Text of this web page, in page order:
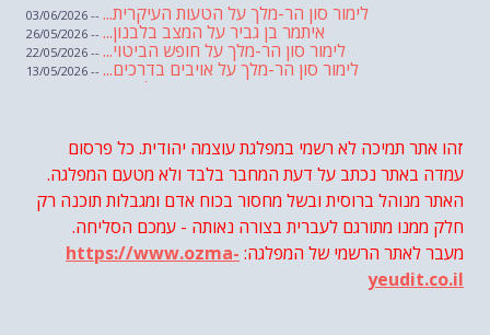
לימור סון הר-מלך על הטעות העיקרית... -- 03/06/2026
איתמר בן גביר על המצב בלבנון... -- 26/05/2026
לימור סון הר-מלך על חופש הביטוי... -- 22/05/2026
לימור סון הר-מלך על אויבים בדרכים... -- 13/05/2026
שבועת אמונים לדעאש
לימור סון הר-מלך על חוק...-- 19/04/2026
מיכאל בן ארי על פרשת הת...
מיכאל בן ארי על פרשת הת... -- 10/04/2026
השר בן גביר במקום נפילת הטיל.... -- 06/04/2026
חוק עונש מוות למחבלים...-- 29/03/2026
מיכאל בן ארי על פרשת השבוע ת... -- 27/03/2026
מיכאל בן ארי על פרשת השבוע ת...-- 20/03/2026
זהו אתר תמיכה לא רשמי במפלגת עוצמה יהודית. כל פרסום
עמדה באתר נכתב על דעת המחבר בלבד ולא מטעם המפלגה.
האתר מנוהל ברוסית ובשל מחסור בכוח אדם ומגבלות תוכנה רק
חלק ממנו מתורגם לעברית בצורה נאותה - עמכם הסליחה.
מעבר לאתר הרשמי של המפלגה: https://www.ozma-
yeudit.co.il